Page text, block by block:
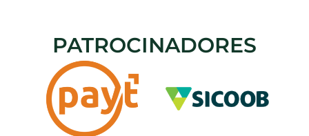
PATROCINADORES